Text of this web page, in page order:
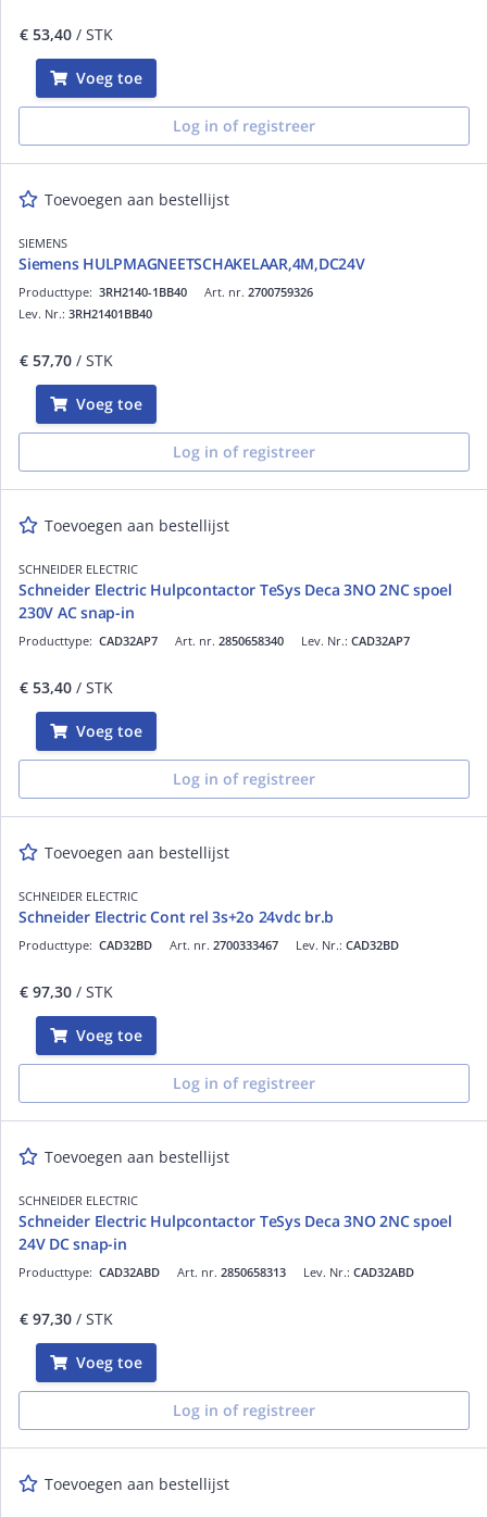
€ 53,40 / STK
Voeg toe
Log in of registreer
Toevoegen aan bestellijst
SIEMENS
Siemens HULPMAGNEETSCHAKELAAR,4M,DC24V
Art. nr. 2700759326
Producttype: 3RH2140-1BB40
Lev. Nr.: 3RH21401BB40
€ 57,70 / STK
Voeg toe
Log in of registreer
Toevoegen aan bestellijst
SCHNEIDER ELECTRIC
Schneider Electric Hulpcontactor TeSys Deca 3NO 2NC spoel
230V AC snap-in
Art. nr. 2850658340
Producttype: CAD32AP7 Lev. Nr.: CAD32AP7
€ 53,40 / STK
Voeg toe
Log in of registreer
Toevoegen aan bestellijst
SCHNEIDER ELECTRIC
Schneider Electric Cont rel 3s+2o 24vdc br.b
Art. nr. 2700333467
Producttype: CAD32BD Lev. Nr.: CAD32BD
€ 97,30 / STK
Voeg toe
Log in of registreer
Toevoegen aan bestellijst
SCHNEIDER ELECTRIC
Schneider Electric Hulpcontactor TeSys Deca 3NO 2NC spoel
24V DC snap-in
Art. nr. 2850658313
Producttype: CAD32ABD Lev. Nr.: CAD32ABD
€ 97,30 / STK
Voeg toe
Log in of registreer
Toevoegen aan bestellijst